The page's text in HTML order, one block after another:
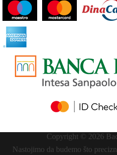
Copyright © 2026
Nastojimo da budemo što